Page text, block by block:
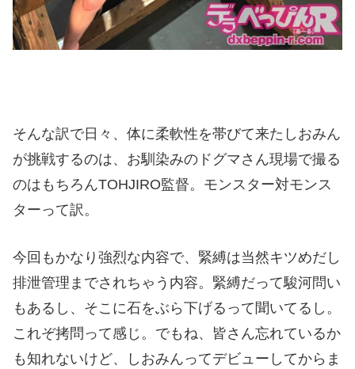
そんな訳で日々、体に柔軟性を帯びて来たしおみん
が挑戦するのは、お馴染みのドグマさん現場で撮る
のはもちろんTOHJIRO監督。モンスター対モンス
ターって訳。
今回もかなり強烈な内容で、緊縛は当然キツめだし
排泄管理までされちゃう内容。緊縛だって駿河問い
もあるし、そこに石をぶら下げるって聞いてるし。
これぞ拷問って感じ。でもね、皆さん忘れているか
も知れないけど、しおみんってデビューしてからま